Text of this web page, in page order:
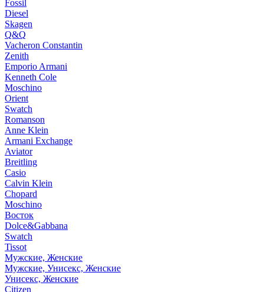
Fossil
Diesel
Skagen
Q&Q
Vacheron Constantin
Zenith
Emporio Armani
Kenneth Cole
Moschino
Orient
Swatch
Romanson
Anne Klein
Armani Exchange
Aviator
Breitling
Casio
Calvin Klein
Chopard
Moschino
Восток
Dolce&Gabbana
Swatch
Tissot
Мужские, Женские
Мужские, Унисекс, Женские
Унисекс, Женские
Citizen